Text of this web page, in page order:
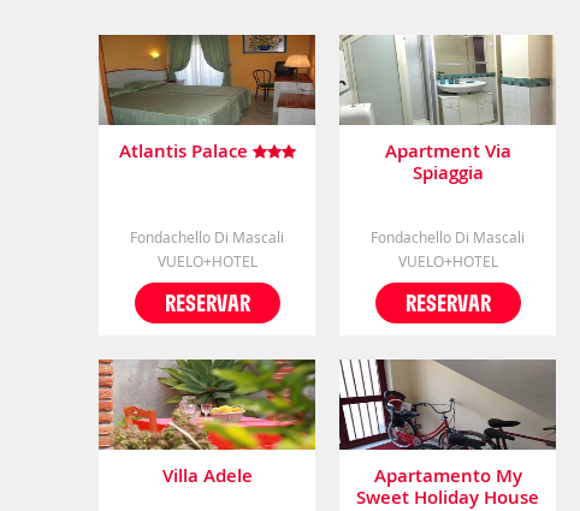
Atlantis Palace
Fondachello Di Mascali
VUELO+HOTEL
RESERVAR
Apartment Via
Spiaggia
Fondachello Di Mascali
VUELO+HOTEL
RESERVAR
Villa Adele
Apartamento My
Sweet Holiday House